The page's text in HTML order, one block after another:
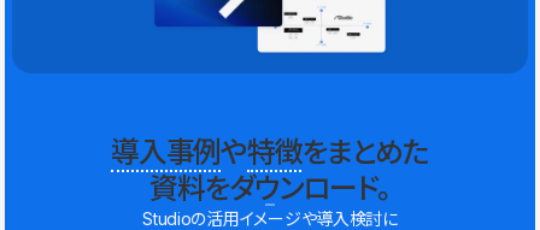
導入事例や特徴をまとめた
資料をダウンロード。
Studioの活用イメージや導入検討に